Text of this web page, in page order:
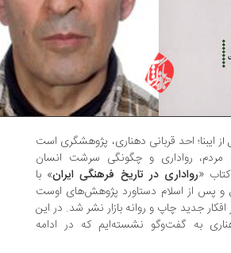
احد قربانی دهناری، پژوهشگری است
رواداری و چگونگی سرشت انسان
رواداری در تاریخ فرهنگی ایران» با
اسلام دستاورد پژوهش‌های اوست
چاپ و روانه بازار نشر شد. در این
گفت‌و‌گو نشسته‌ایم که در ادامه